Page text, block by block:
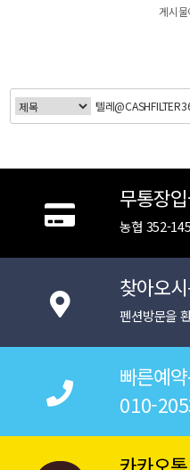
게시
무통장
농협 352-
찾아오
펜션방문을
빠른예
010-